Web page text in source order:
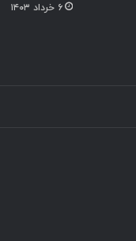
۶ خرداد ۱۴۰۳